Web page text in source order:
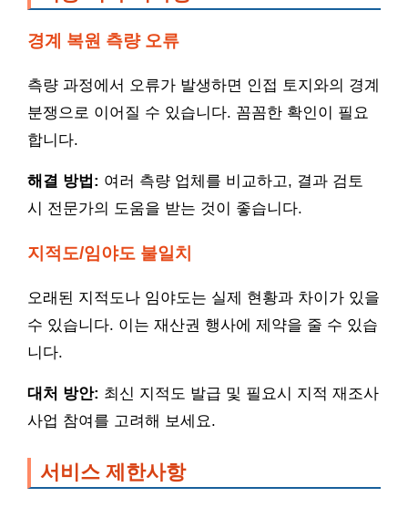
경계 복원 측량 오류
측량 과정에서 오류가 발생하면 인접 토지와의 경계
분쟁으로 이어질 수 있습니다. 꼼꼼한 확인이 필요
합니다.
해결 방법: 여러 측량 업체를 비교하고, 결과 검토
시 전문가의 도움을 받는 것이 좋습니다.
지적도/임야도 불일치
오래된 지적도나 임야도는 실제 현황과 차이가 있을
수 있습니다. 이는 재산권 행사에 제약을 줄 수 있습
니다.
대처 방안: 최신 지적도 발급 및 필요시 지적 재조사
사업 참여를 고려해 보세요.
서비스 제한사항